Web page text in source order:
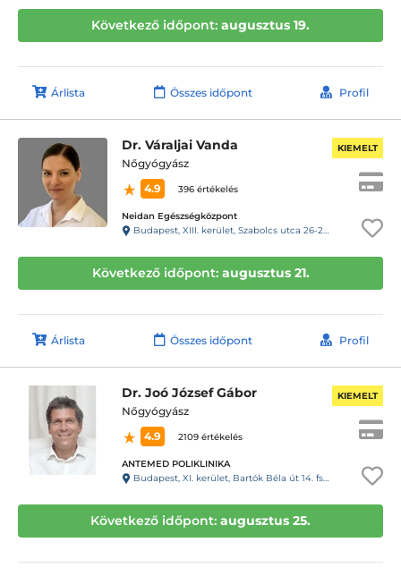
Következő időpont: augusztus 19.
Árlista Összes időpont Profil
Dr. Váraljai Vanda
Nőgyógyász
4.9
396 értékelés
Neidan Egészségközpont
Budapest, XIII. kerület, Szabolcs utca 26-28.
KIEMELT
Következő időpont: augusztus 21.
Árlista Összes időpont Profil
Dr. Joó József Gábor
Nőgyógyász
4.9
2109 értékelés
ANTEMED POLIKLINIKA
Budapest, XI. kerület, Bartók Béla út 14. fszt. 6.
KIEMELT
Következő időpont: augusztus 25.